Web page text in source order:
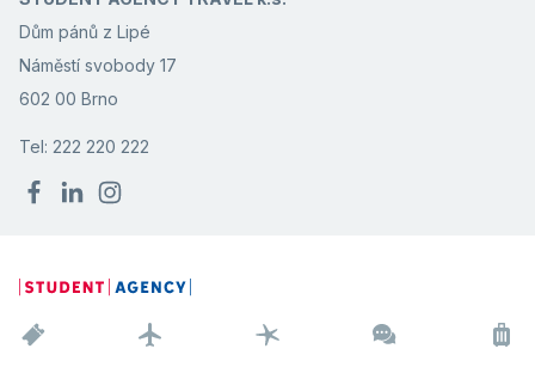
Dům pánů z Lipé
Náměstí svobody 17
602 00 Brno
Tel: 222 220 222